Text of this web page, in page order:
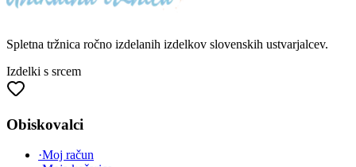
Spletna tržnica ročno izdelanih izdelkov slovenskih ustvarjalcev.
Izdelki s srcem
Obiskovalci
·Moj račun